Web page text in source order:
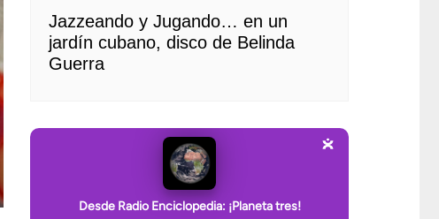
Jazzeando y Jugando… en un
jardín cubano, disco de Belinda
Guerra